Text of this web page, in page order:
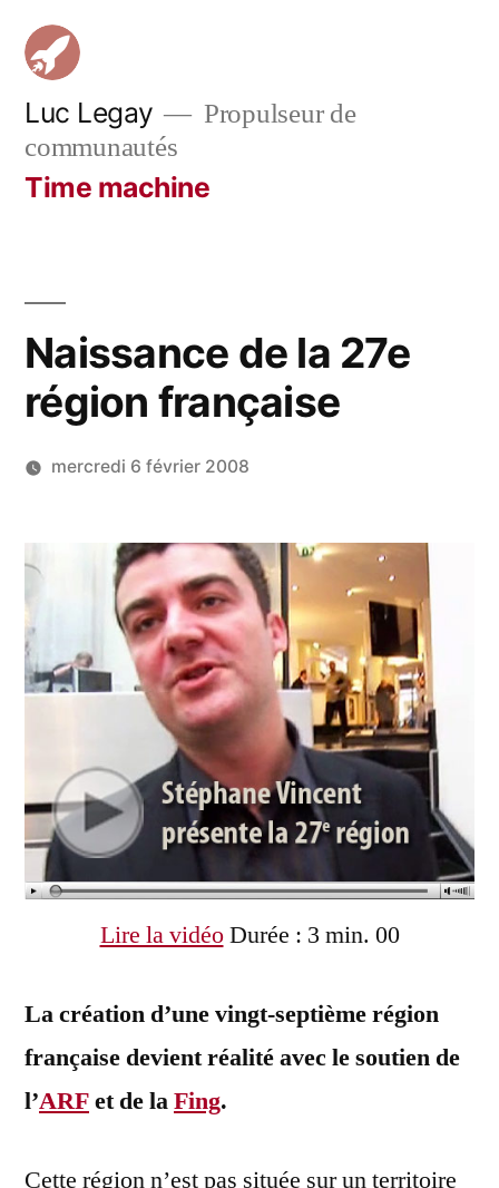
Aller
contenu
Luc Legay
Propulseur de
communautés
Time machine
Naissance de la 27e
région française
mercredi 6 février 2008
commentaires
sur
Naissance
de
la
27e
région
française
Lire la vidéoDurée : 3 min. 00
La création d’une vingt-septième région
française devient réalité avec le soutien de
l’ARFet de laFing.
Cette région n’est pas située sur un territoire